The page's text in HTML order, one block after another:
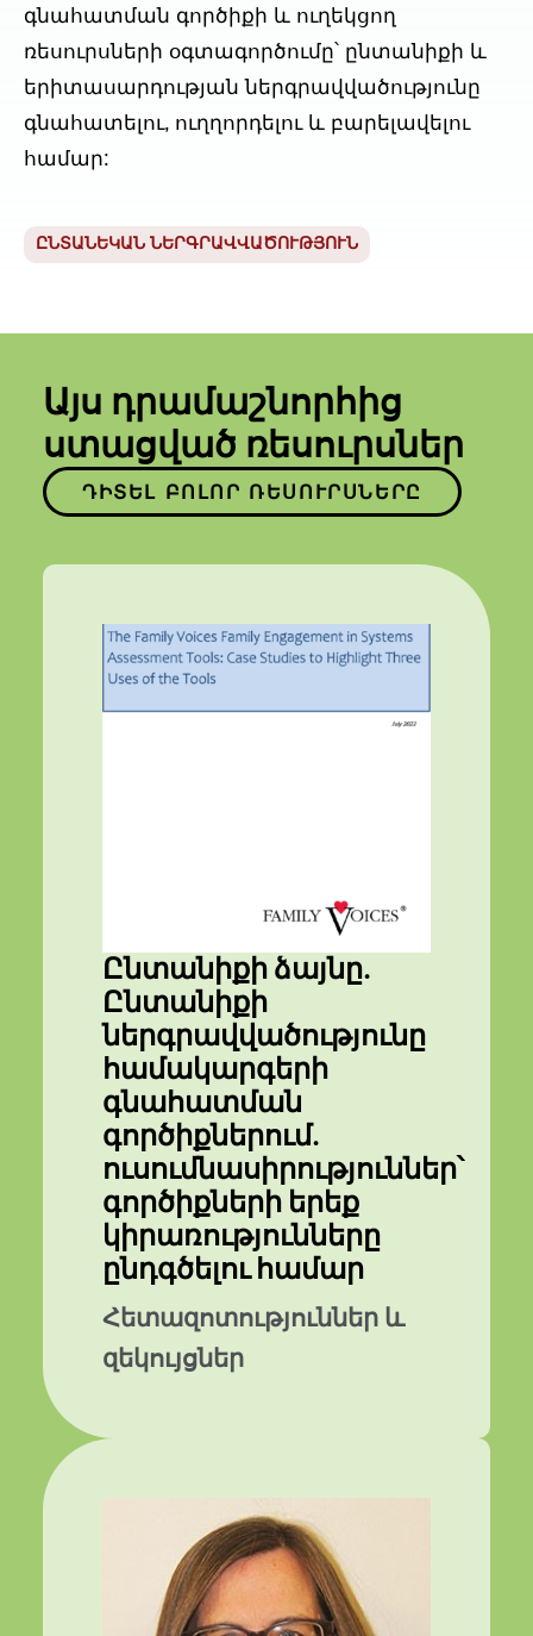
գնահատման գործիքի և ուղեկցող
ռեսուրսների օգտագործումը՝ ընտանիքի և
երիտասարդության ներգրավվածությունը
գնահատելու, ուղղորդելու և բարելավելու
համար:
ԸՆՏԱՆԵԿԱՆ ՆԵՐԳՐԱՎՎԱԾՈՒԹՅՈՒՆ
Այս դրամաշնորհից
ստացված ռեսուրսներ
ԴԻՏԵԼ ԲՈԼՈՐ ՌԵՍՈՒՐՍՆԵՐԸ
Ընտանիքի ձայնը.
Ընտանիքի
ներգրավվածությունը
համակարգերի
գնահատման
գործիքներում.
ուսումնասիրություններ՝
գործիքների երեք
կիրառությունները
ընդգծելու համար
Հետազոտություններ և
զեկույցներ